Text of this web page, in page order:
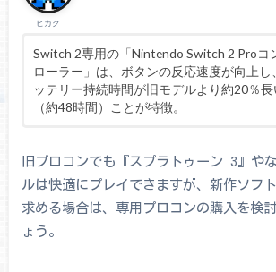
ヒカク
Switch 2専用の「Nintendo Switch 2 Proコ
ローラー」は、ボタンの反応速度が向上し
ッテリー持続時間が旧モデルより約20％長
（約48時間）ことが特徴。
旧プロコンでも『スプラトゥーン 3』や
ルは快適にプレイできますが、新作ソフ
求める場合は、専用プロコンの購入を検
ょう。